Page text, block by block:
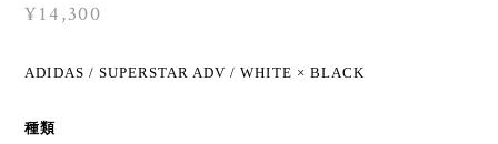
¥14,300
ADIDAS / SUPERSTAR ADV / WHITE × BLACK
種類